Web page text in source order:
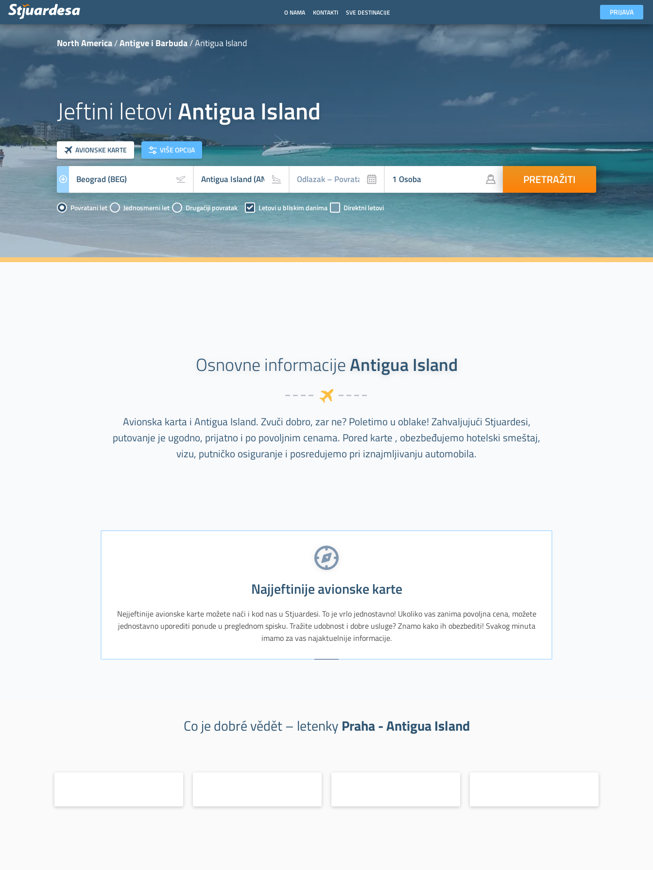
O NAMA KONTAKTI SVE DESTINACIJE PRIJAVA
North America Antigve i Barbuda Antigua Island
Jeftini letovi Antigua Island
AVIONSKE KARTE Prevoznik
klasa letova
VIŠE OPCIJA
PRETRAŽITI
Povratani let Jednosmerni let Drugačiji povratak Letovi u bliskim danima Direktni letovi
Osnovne informacijeAntigua Island
Avionska karta i Antigua Island. Zvuči dobro, zar ne? Poletimo u oblake! Zahvaljujući Stjuardesi,
putovanje je ugodno, prijatno i po povoljnim cenama. Pored karte , obezbeđujemo hotelski smeštaj,
vizu, putničko osiguranje i posredujemo pri iznajmljivanju automobila.
Najjeftinije avionske karte
Nejjeftinije avionske karte možete naći i kod nas u Stjuardesi. To je vrlo jednostavno! Ukoliko vas zanima povoljna cena, možete
jednostavno uporediti ponude u preglednom spisku. Tražite udobnost i dobre usluge? Znamo kako ih obezbediti! Svakog minuta
imamo za vas najaktuelnije informacije.
Co je dobré vědět – letenky Praha - Antigua Island